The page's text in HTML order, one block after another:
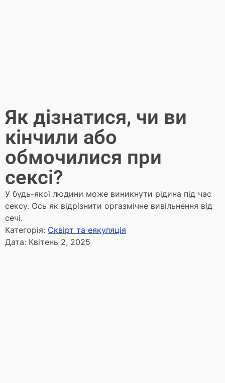
Як дізнатися, чи ви
кінчили або
обмочилися при
сексі?
У будь-якої людини може виникнути рідина під час
сексу. Ось як відрізнити оргазмічне вивільнення від
сечі.
Категорія: Сквірт та еякуляція
Дата: Квітень 2, 2025